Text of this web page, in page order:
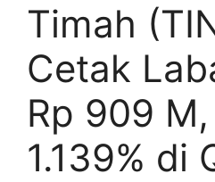
Timah
Cetak
Rp 909
1.139% di